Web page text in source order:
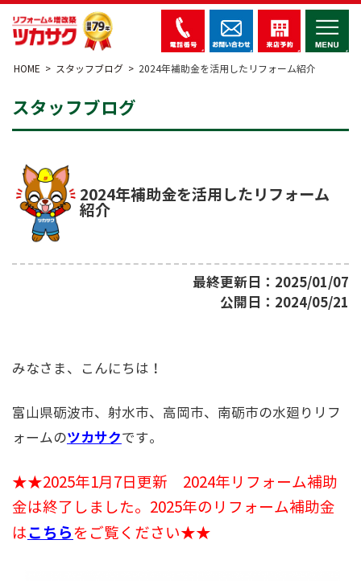
HOME スタッフブログ 2024年補助金を活用したリフォーム紹介
スタッフブログ
2024年補助金を活用したリフォーム
紹介
最終更新日：2025/01/07
公開日：2024/05/21
みなさま、こんにちは！
富山県砺波市、射水市、高岡市、南砺市の水廻りリフ
ォームのツカサクです。
★★2025年1月7日更新 2024年リフォーム補助
金は終了しました。2025年のリフォーム補助金
はこちらをご覧ください★★